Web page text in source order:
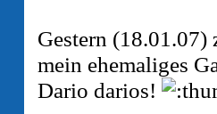
Gestern
mein ehemaliges
Dario darios!